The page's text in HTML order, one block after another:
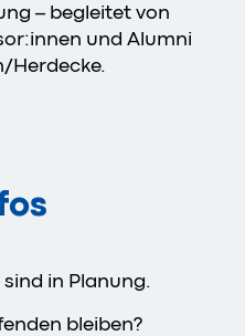
– begleitet von
und Alumni
Herdecke.
in Planung.
bleiben?